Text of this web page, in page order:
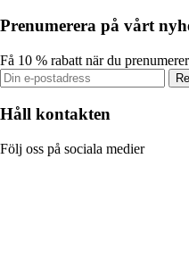
Prenumerera på vårt
Få 10 % rabatt när du
Håll kontakten
Följ oss på sociala medier